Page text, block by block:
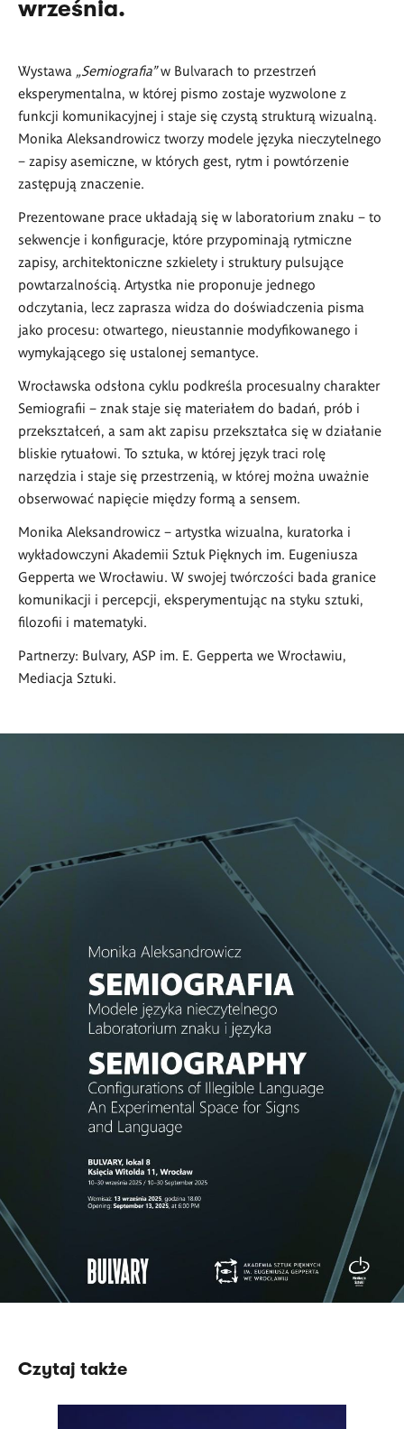
września.
Wystawa „Semiografia”w Bulvarach to przestrzeń
eksperymentalna, w której pismo zostaje wyzwolone z
funkcji komunikacyjnej i staje się czystą strukturą wizualną.
Monika Aleksandrowicz tworzy modele języka nieczytelnego
– zapisy asemiczne, w których gest, rytm i powtórzenie
zastępują znaczenie.
Prezentowane prace układają się w laboratorium znaku – to
sekwencje i konfiguracje, które przypominają rytmiczne
zapisy, architektoniczne szkielety i struktury pulsujące
powtarzalnością. Artystka nie proponuje jednego
odczytania, lecz zaprasza widza do doświadczenia pisma
jako procesu: otwartego, nieustannie modyfikowanego i
wymykającego się ustalonej semantyce.
Wrocławska odsłona cyklu podkreśla procesualny charakter
Semiografii – znak staje się materiałem do badań, prób i
przekształceń, a sam akt zapisu przekształca się w działanie
bliskie rytuałowi. To sztuka, w której język traci rolę
narzędzia i staje się przestrzenią, w której można uważnie
obserwować napięcie między formą a sensem.
Monika Aleksandrowicz – artystka wizualna, kuratorka i
wykładowczyni Akademii Sztuk Pięknych im. Eugeniusza
Gepperta we Wrocławiu. W swojej twórczości bada granice
komunikacji i percepcji, eksperymentując na styku sztuki,
filozofii i matematyki.
Partnerzy: Bulvary, ASP im. E. Gepperta we Wrocławiu,
Mediacja Sztuki.
Czytaj także